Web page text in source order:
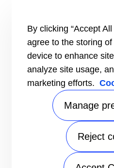
Etsi myyntipiste Euroopasta
RESURSSIT
Esitteet
Videot
TIETOJA
Alihankkijat
Sijoittajat
By clicking “Accept
agree to the storing
device to enhance
analyze site usage,
marketing efforts.
Manage
Reject